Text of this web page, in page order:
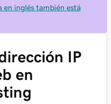
en inglés también está
IP
en